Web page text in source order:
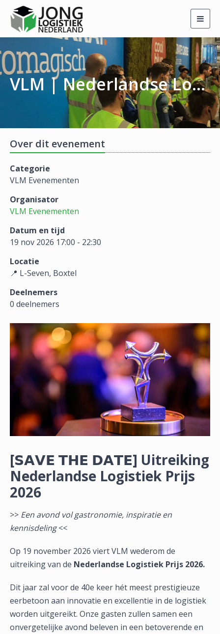
VLM | Nederlandse Logistiek Prijs (NLP)
Over dit evenement
Categorie
VLM Evenementen
Organisator
VLM Evenementen
Datum en tijd
19 nov 2026 17:00 - 22:30
Locatie
📍 L-Seven, Boxtel
Deelnemers
0 deelnemers
[𝗦𝗔𝗩𝗘 𝗧𝗛𝗘 𝗗𝗔𝗧𝗘] Uitreiking
Nederlandse Logistiek Prijs
2026
>> Een avond vol gastronomie, inspiratie en
kennisdeling<<
Op 19 november 2026 viert VLM wederom de
uitreiking van de Nederlandse Logistiek Prijs 2026.
Dit jaar zal voor de 40e keer hét meest prestigieuze
eerbetoon aan innovatie en excellentie in de logistiek
worden uitgereikt. Onze gasten zullen samen een
onvergetelijke avond beleven in een betoverende en